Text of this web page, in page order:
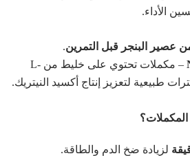
الأداء.
.
– مكملات تحتوي على خليط من L-
لزيادة ضخ الدم والطاقة.